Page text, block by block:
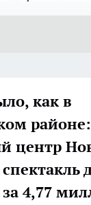
как в
районе:
центр
4,77